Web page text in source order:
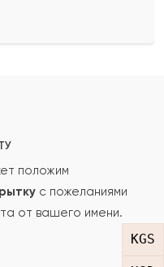
KGS
положим
с пожеланиями
от вашего имени.